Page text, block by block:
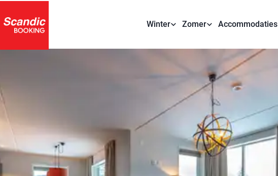
Winter Zomer Accommodaties